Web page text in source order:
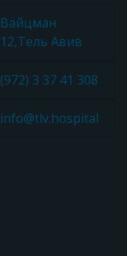
Вайцман
12,Тель Авив
(972) 3 37 41 308
info@tlv.hospital